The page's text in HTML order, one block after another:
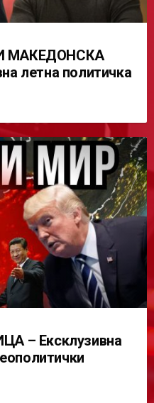
МАКЕДОНСКА
летна политичка
– Ексклузивна